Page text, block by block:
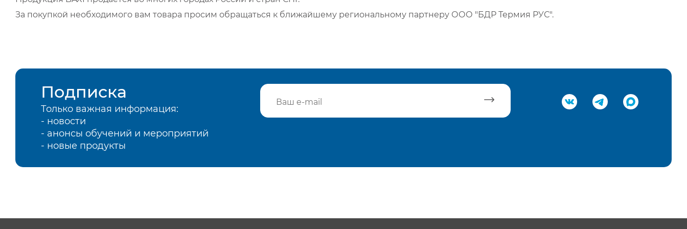
За покупкой необходимого вам товара просим обращаться к ближайшему региональному партнеру ООО "БДР Термия РУС".
Подписка
Только важная информация:
- новости
- анонсы обучений и мероприятий
- новые продукты